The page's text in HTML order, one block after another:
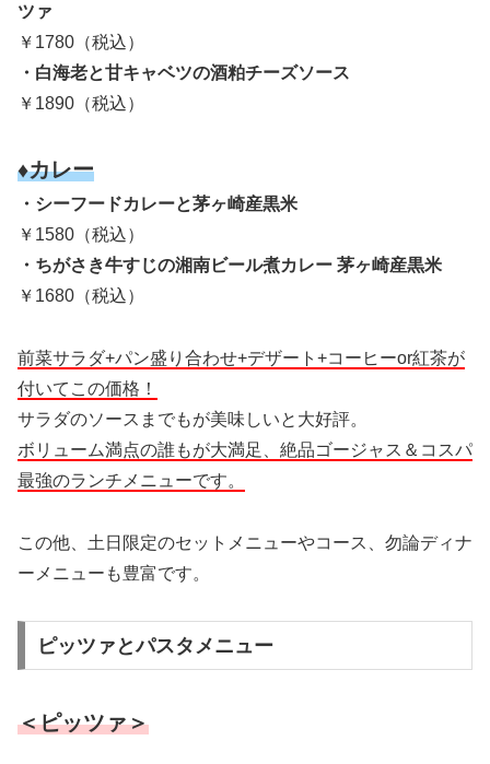
ツァ
￥1780（税込）
・白海老と甘キャベツの酒粕チーズソース
￥1890（税込）
♦カレー
・シーフードカレーと茅ヶ崎産黒米
￥1580（税込）
・ちがさき牛すじの湘南ビール煮カレー 茅ヶ崎産黒米
￥1680（税込）
前菜サラダ+パン盛り合わせ+デザート+コーヒーor紅茶が
付いてこの価格！
サラダのソースまでもが美味しいと大好評。
ボリューム満点の誰もが大満足、絶品ゴージャス＆コスパ
最強のランチメニューです。
この他、土日限定のセットメニューやコース、勿論ディナ
ーメニューも豊富です。
ピッツァとパスタメニュー
＜ピッツァ＞